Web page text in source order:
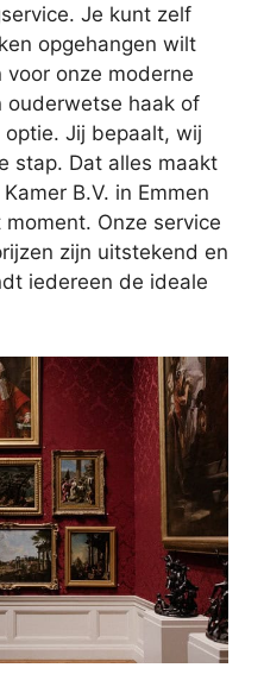
Je kunt zelf
opgehangen wilt
onze moderne
ouderwetse haak of
Jij bepaalt, wij
stap. Dat alles maakt
B.V. in Emmen
Onze service
zijn uitstekend en
iedereen de ideale